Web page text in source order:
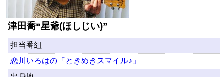
津田喬“星爺(ほしじい)”
担当番組
恋川いろはの「ときめきスマイル♪」